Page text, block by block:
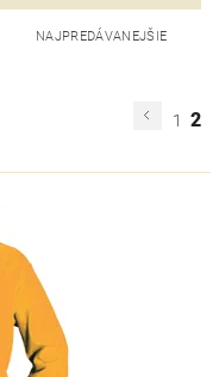
NAJPREDÁVANEJŠIE
1 2